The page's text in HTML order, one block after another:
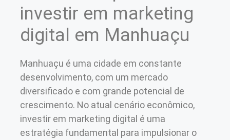
investir em marketing
digital em Manhuaçu
Manhuaçu é uma cidade em constante
desenvolvimento, com um mercado
diversificado e com grande potencial de
crescimento. No atual cenário econômico,
investir em marketing digital é uma
estratégia fundamental para impulsionar o